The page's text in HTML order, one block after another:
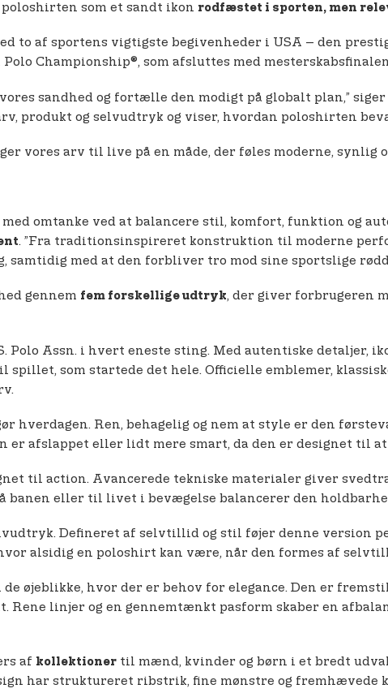
som et sandt ikon rodfæstet i sporten, men
to af sportens vigtigste begivenheder i USA – den
Championship®, som afsluttes med
sandhed og fortælle den modigt på globalt plan,” siger
produkt og selvudtryk og viser, hvordan poloshirten
vores arv til live på en måde, der føles moderne, synlig
omtanke ved at balancere stil, komfort, funktion og
. ”Fra traditionsinspireret konstruktion til moderne
med at den forbliver tro mod sine sportslige
gennem fem forskellige udtryk, der giver forbrugeren
Polo Assn. i hvert eneste sting. Med autentiske detaljer,
som startede det hele. Officielle emblemer,
hverdagen. Ren, behagelig og nem at style er den
afslappet eller lidt mere smart, da den er designet til
til action. Avancerede tekniske materialer giver
banen eller til livet i bevægelse balancerer den
Defineret af selvtillid og stil føjer denne version
alsidig en poloshirt kan være, når den formes af
øjeblikke, hvor der er behov for elegance. Den er
Rene linjer og en gennemtænkt pasform skaber en
af kollektioner til mænd, kvinder og børn i et bredt
har struktureret ribstrik, fine mønstre og fremhævede